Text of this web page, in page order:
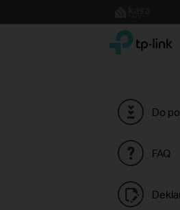
to
TP-Link,
Do
FAQ